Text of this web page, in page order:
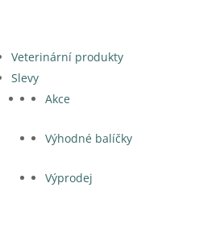
Veterinární produkty
Slevy
Akce
Výhodné balíčky
Výprodej